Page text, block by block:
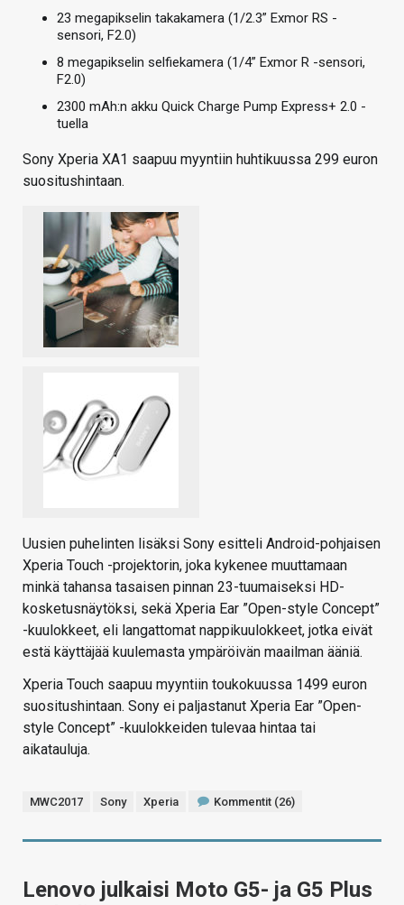
23 megapikselin takakamera (1/2.3” Exmor RS -
sensori, F2.0)
8 megapikselin selfiekamera (1/4” Exmor R -sensori,
F2.0)
2300 mAh:n akku Quick Charge Pump Express+ 2.0 -
tuella
Sony Xperia XA1 saapuu myyntiin huhtikuussa 299 euron
suositushintaan.
Uusien puhelinten lisäksi Sony esitteli Android-pohjaisen
Xperia Touch -projektorin, joka kykenee muuttamaan
minkä tahansa tasaisen pinnan 23-tuumaiseksi HD-
kosketusnäytöksi, sekä Xperia Ear ”Open-style Concept”
-kuulokkeet, eli langattomat nappikuulokkeet, jotka eivät
estä käyttäjää kuulemasta ympäröivän maailman ääniä.
Xperia Touch saapuu myyntiin toukokuussa 1499 euron
suositushintaan. Sony ei paljastanut Xperia Ear ”Open-
style Concept” -kuulokkeiden tulevaa hintaa tai
aikatauluja.
MWC2017 Sony Xperia Kommentit (26)
Lenovo julkaisi Moto G5- ja G5 Plus